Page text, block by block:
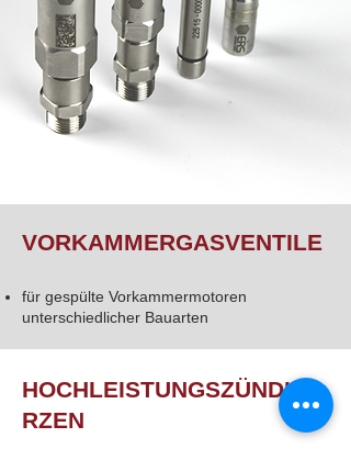
VORKAMMERGASVENTILE
für gespülte Vorkammermotoren
unterschiedlicher Bauarten
HOCHLEISTUNGSZÜNDKE
RZEN